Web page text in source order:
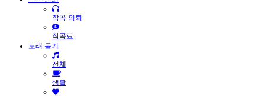
작곡 의뢰
작곡료
노래 듣기
전체
생활